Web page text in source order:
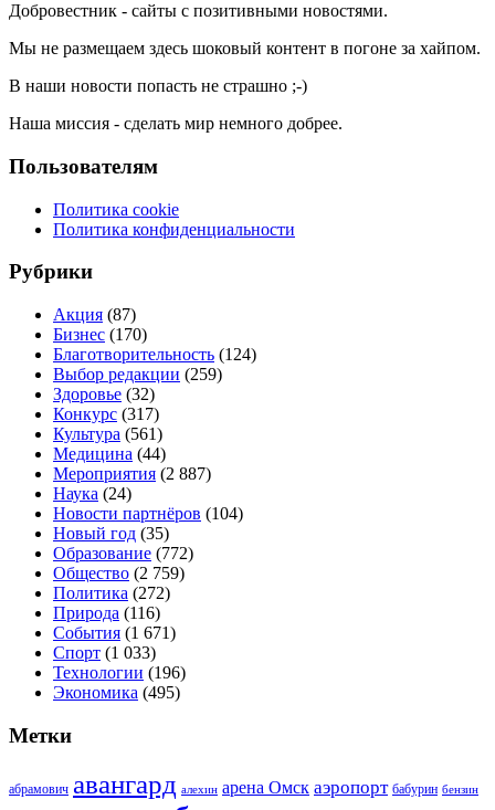
Добровестник - сайты с позитивными новостями.
Мы не размещаем здесь шоковый контент в погоне за хайпом.
В наши новости попасть не страшно ;-)
Наша миссия - сделать мир немного добрее.
Пользователям
Политика cookie
Политика конфиденциальности
Рубрики
Акция (87)
Бизнес (170)
Благотворительность (124)
Выбор редакции (259)
Здоровье (32)
Конкурс (317)
Культура (561)
Медицина (44)
Мероприятия (2 887)
Наука (24)
Новости партнёров (104)
Новый год (35)
Образование (772)
Общество (2 759)
Политика (272)
Природа (116)
События (1 671)
Спорт (1 033)
Технологии (196)
Экономика (495)
Метки
абрамович авангард алехин арена Омск аэропорт бабурин бензин